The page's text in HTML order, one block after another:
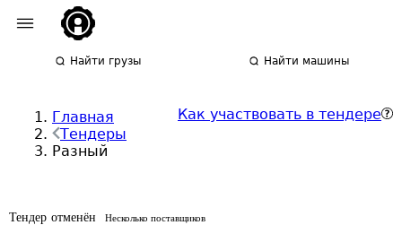
Найти грузы Найти машины
Главная
Тендеры
Разный
Как участвовать в тендере
Тендер отменён Несколько поставщиков